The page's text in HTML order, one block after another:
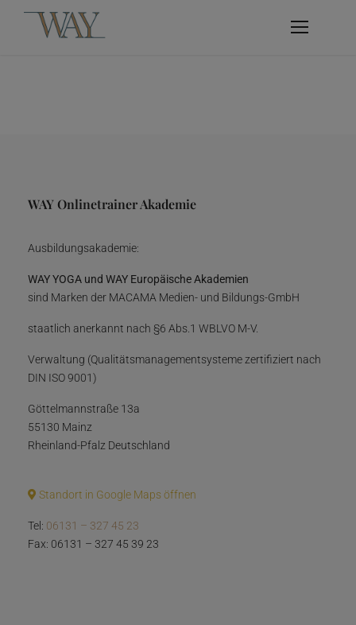
WAY Onlinetrainer Akademie
Ausbildungsakademie:
WAY YOGA und WAY Europäische Akademien
sind Marken der MACAMA Medien- und Bildungs-GmbH
staatlich anerkannt nach §6 Abs.1 WBLVO M-V.
Verwaltung (Qualitätsmanagementsysteme zertifiziert nach
DIN ISO 9001)
Göttelmannstraße 13a
55130 Mainz
Rheinland-Pfalz Deutschland
Standort in Google Maps öffnen
Tel: 06131 – 327 45 23
Fax: 06131 – 327 45 39 23